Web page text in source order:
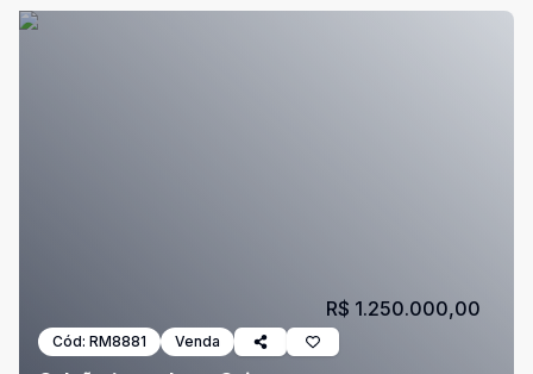
Cód: RM8881 Venda
R$ 1.250.000,00